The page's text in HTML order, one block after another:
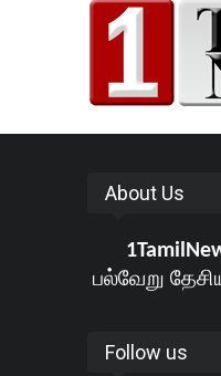
About Us
பல்வேறு
Follow us